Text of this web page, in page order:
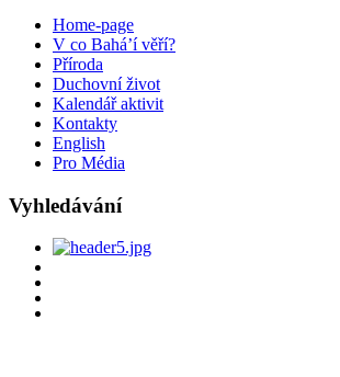
Home-page
V co Bahá’í věří?
Příroda
Duchovní život
Kalendář aktivit
Kontakty
English
Pro Média
Vyhledávání